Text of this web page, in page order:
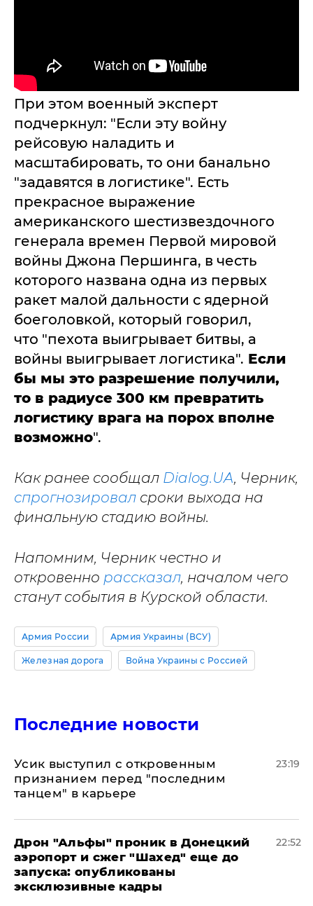
При этом военный эксперт
подчеркнул: "Если эту войну
рейсовую наладить и
масштабировать, то они банально
"задавятся в логистике". Есть
прекрасное выражение
американского шестизвездочного
генерала времен Первой мировой
войны Джона Першинга, в честь
которого названа одна из первых
ракет малой дальности с ядерной
боеголовкой, который говорил,
что "пехота выигрывает битвы, а
войны выигрывает логистика". Если
бы мы это разрешение получили,
то в радиусе 300 км превратить
логистику врага на порох вполне
возможно".
Как ранее сообщал Dialog.UA, Черник,
спрогнозировал сроки выхода на
финальную стадию войны.
Напомним, Черник честно и
откровенно рассказал, началом чего
станут события в Курской области.
Армия России Армия Украины (ВСУ)
Железная дорога Война Украины с Россией
Последние новости
Усик выступил с откровенным
признанием перед "последним
танцем" в карьере
23:19
Дрон "Альфы" проник в Донецкий
аэропорт и сжег "Шахед" еще до
запуска: опубликованы
эксклюзивные кадры
22:52